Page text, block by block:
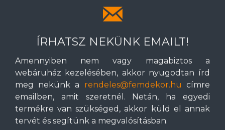
ÍRHATSZ NEKÜNK EMAILT!
Amennyiben nem vagy magabiztos a
webáruház kezelésében, akkor nyugodtan írd
meg nekünk a rendeles@femdekor.hu címre
emailben, amit szeretnél. Netán, ha egyedi
termékre van szükséged, akkor küld el annak
tervét és segítünk a megvalósításban.